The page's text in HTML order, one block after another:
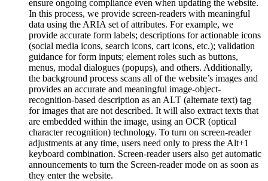
ensure ongoing compliance even when updating the website.
In this process, we provide screen-readers with meaningful
data using the ARIA set of attributes. For example, we
provide accurate form labels; descriptions for actionable icons
(social media icons, search icons, cart icons, etc.); validation
guidance for form inputs; element roles such as buttons,
menus, modal dialogues (popups), and others. Additionally,
the background process scans all of the website’s images and
provides an accurate and meaningful image-object-
recognition-based description as an ALT (alternate text) tag
for images that are not described. It will also extract texts that
are embedded within the image, using an OCR (optical
character recognition) technology. To turn on screen-reader
adjustments at any time, users need only to press the Alt+1
keyboard combination. Screen-reader users also get automatic
announcements to turn the Screen-reader mode on as soon as
they enter the website.